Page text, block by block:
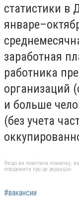
статистики в
заработная
работника
организаций
и больше
(без учета
Якщо ви помітили помилку,
повідомити про це редакцію
#вакансии